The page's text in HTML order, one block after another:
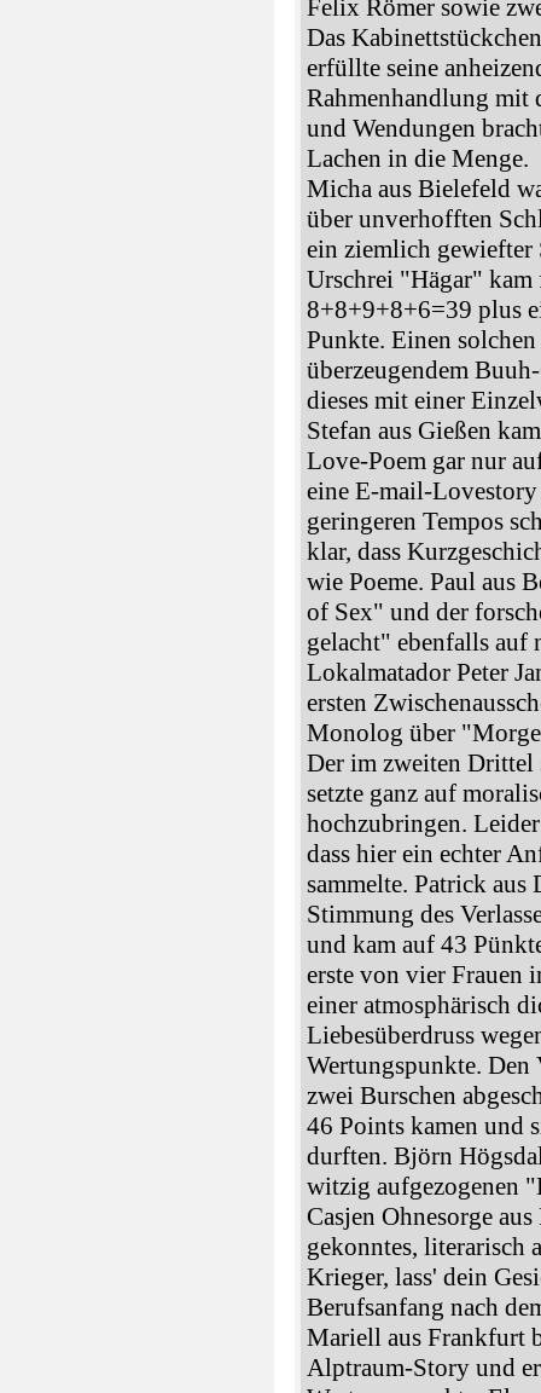
Felix Römer sowie
Das
erfüllte seine
Rahmenhandlung mit
und Wendungen
Lachen in die Menge.
Micha aus Bielefeld
über unverhofften
ein ziemlich gewiefter
Urschrei "Hägar" kam
8+8+9+8+6=39 plus
Punkte. Einen
überzeugendem
dieses mit einer
Stefan aus Gießen
Love-Poem gar nur
eine E-mail-Lovestory
geringeren Tempos
klar, dass
wie Poeme. Paul aus
of Sex" und der
gelacht" ebenfalls auf
Lokalmatador Peter
ersten
Monolog über
Der im zweiten Drittel
setzte ganz auf
hochzubringen.
dass hier ein echter
sammelte. Patrick
Stimmung des
und kam auf 43
erste von vier Frauen
einer atmosphärisch
Liebesüberdruss
Wertungspunkte.
zwei Burschen
46 Points kamen und
durften. Björn
witzig aufgezogenen
Casjen Ohnesorge
gekonntes, literarisch
Krieger, lass' dein
Berufsanfang nach
Mariell aus Frankfurt
Alptraum-Story und